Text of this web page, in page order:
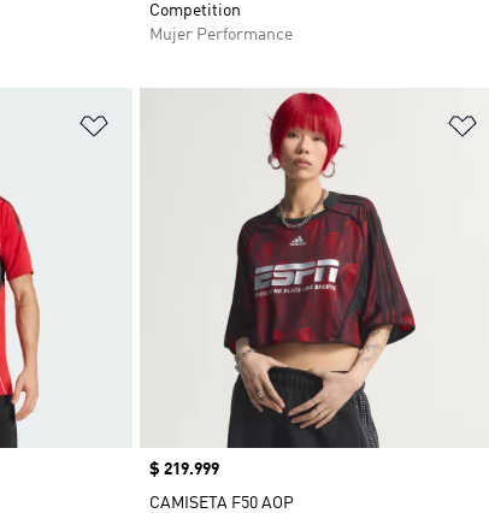
Competition
Mujer Performance
Añadir a la lista de deseos
Precio
$ 219.999
CAMISETA F50 AOP